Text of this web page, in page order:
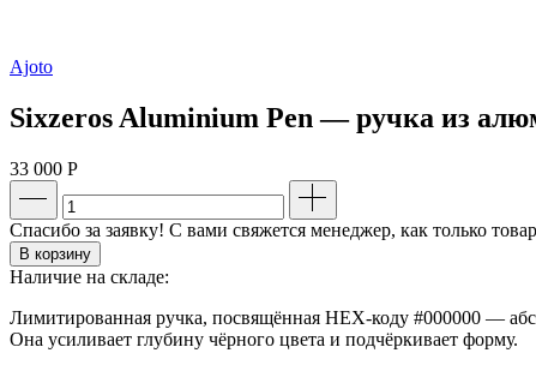
Ajoto
Sixzeros Aluminium Pen — ручка из
33 000 Р
Спасибо за заявку! С вами свяжется менеджер, как только
В корзину
Наличие на складе:
Лимитированная ручка, посвящённая HEX-коду #000000 —
Она усиливает глубину чёрного цвета и подчёркивает форму.